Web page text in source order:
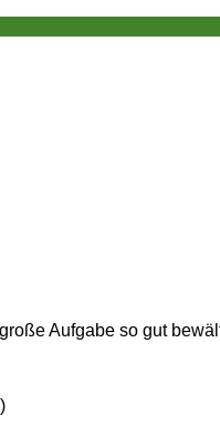
Aufgabe so gut